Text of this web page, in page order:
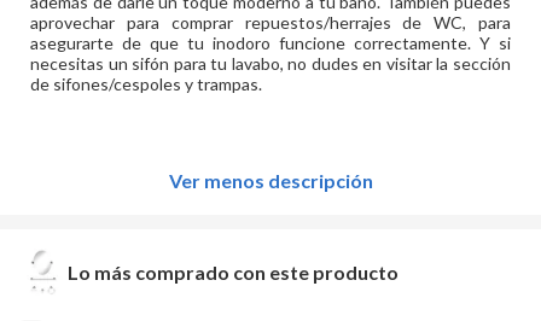
aprovechar para comprar repuestos/herrajes de WC, para
asegurarte de que tu inodoro funcione correctamente. Y si
necesitas un sifón para tu lavabo, no dudes en visitar la sección
de sifones/cespoles y trampas.
Ver menos descripción
Lo más comprado con este producto